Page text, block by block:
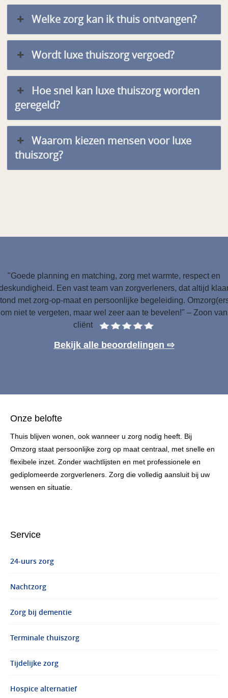
Welke zorg kan ik thuis ontvangen?
Wordt luxe thuiszorg vergoed?
Hoe snel kan luxe thuiszorg worden
geregeld?
Waarom kiezen mensen voor luxe
thuiszorg?
"Goede planning en matching, zorg met warmte, respect en
Een vast team van zorgverleners, dat altijd
met zorg-op-maat en persoonlijke begeleiding.
om niet te vergeten, maar wel zeer aan te bevelen!" – Zoon van
cliënt
Bekijk alle beoordelingen ⇨
Onze belofte
Thuis blijven wonen, ook wanneer u zorg nodig heeft. Bij
Omzorg staat persoonlijke zorg op maat centraal, met snelle en
flexibele inzet. Zonder wachtlijsten en met professionele en
gediplomeerde zorgverleners. Zorg die volledig aansluit bij uw
wensen en situatie.
Service
24-uurs zorg
Nachtzorg
Zorg bij dementie
Terminale thuiszorg
Tijdelijke zorg
Hospice alternatief